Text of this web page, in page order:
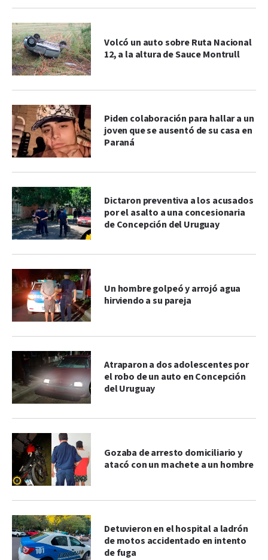
Volcó un auto sobre Ruta Nacional
12, a la altura de Sauce Montrull
Piden colaboración para hallar a un
joven que se ausentó de su casa en
Paraná
Dictaron preventiva a los acusados
por el asalto a una concesionaria
de Concepción del Uruguay
Un hombre golpeó y arrojó agua
hirviendo a su pareja
Atraparon a dos adolescentes por
el robo de un auto en Concepción
del Uruguay
Gozaba de arresto domiciliario y
atacó con un machete a un hombre
Detuvieron en el hospital a ladrón
de motos accidentado en intento
de fuga